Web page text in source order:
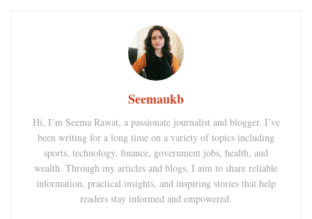
Seemaukb
Hi, I’m Seema Rawat, a passionate journalist and blogger. I’ve
been writing for a long time on a variety of topics including
sports, technology, finance, government jobs, health, and
wealth. Through my articles and blogs, I aim to share reliable
information, practical insights, and inspiring stories that help
readers stay informed and empowered.